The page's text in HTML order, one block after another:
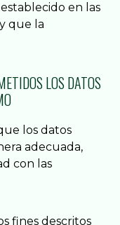
en las
que la
LOS DATOS
los datos
adecuada,
con las
fines descritos